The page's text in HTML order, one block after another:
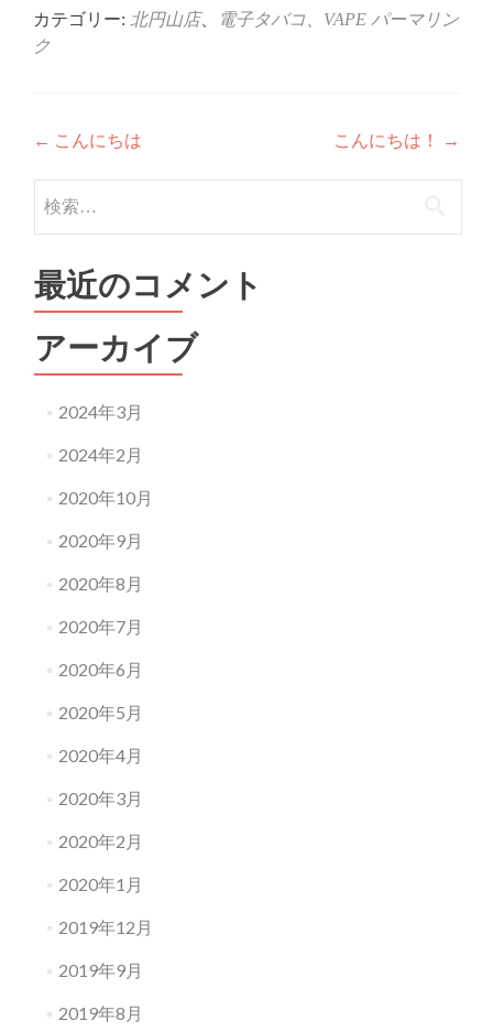
ウ
で
い
(新
で
開
ま
カテゴリー: 北円山店、 電子タバコ、VAPE パーマリン
ク
投
稿
ナ
ゲ
ー
シ
ョ
ン
← こんにちは こんにちは！ →
索:
最近のコメント
アーカイブ
2024年3月
2024年2月
2020年10月
2020年9月
2020年8月
2020年7月
2020年6月
2020年5月
2020年4月
2020年3月
2020年2月
2020年1月
2019年12月
2019年9月
2019年8月